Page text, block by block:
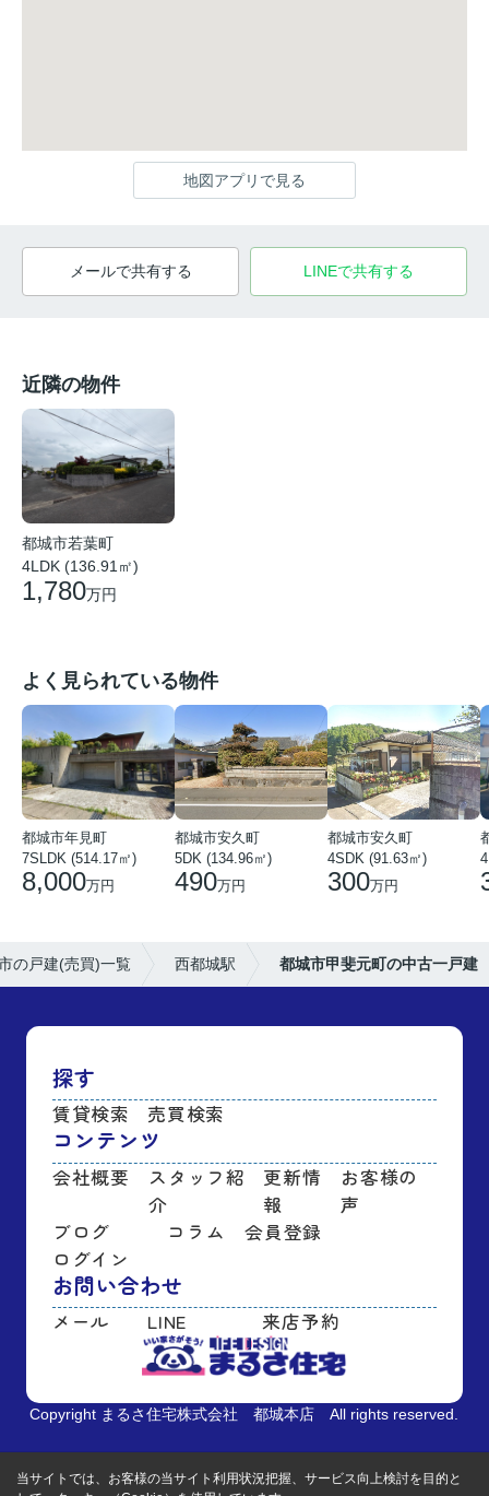
地図アプリで見る
メールで共有する LINEで共有する
近隣の物件
都城市若葉町
4LDK (136.91㎡)
1,780万円
よく見られている物件
都城市年見町
7SLDK (514.17㎡)
8,000万円
都城市安久町
5DK (134.96㎡)
490万円
都城市安久町
4SDK (91.63㎡)
300万円
の戸建(売買)一覧 西都城駅 都城市甲斐元町の中古一戸建
探す
賃貸検索 売買検索
コンテンツ
会社概要
スタッフ紹
介
更新情
報
お客様の
声
ブログ
コラム
会員登録
ログイン
お問い合わせ
メール LINE 来店予約
Copyright まるさ住宅株式会社 都城本店 All rights reserved.
当サイトでは、お客様の当サイト利用状況把握、サービス向上検討を目的と